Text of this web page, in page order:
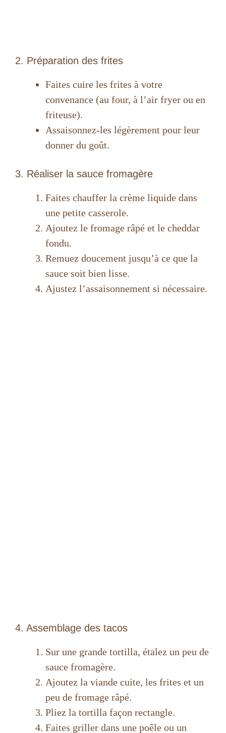
2. Préparation des frites
Faites cuire les frites à votre
convenance (au four, à l’air fryer ou en
friteuse).
Assaisonnez-les légèrement pour leur
donner du goût.
3. Réaliser la sauce fromagère
Faites chauffer la crème liquide dans
une petite casserole.
Ajoutez le fromage râpé et le cheddar
fondu.
Remuez doucement jusqu’à ce que la
sauce soit bien lisse.
Ajustez l’assaisonnement si nécessaire.
4. Assemblage des tacos
Sur une grande tortilla, étalez un peu de
sauce fromagère.
Ajoutez la viande cuite, les frites et un
peu de fromage râpé.
Pliez la tortilla façon rectangle.
Faites griller dans une poêle ou un